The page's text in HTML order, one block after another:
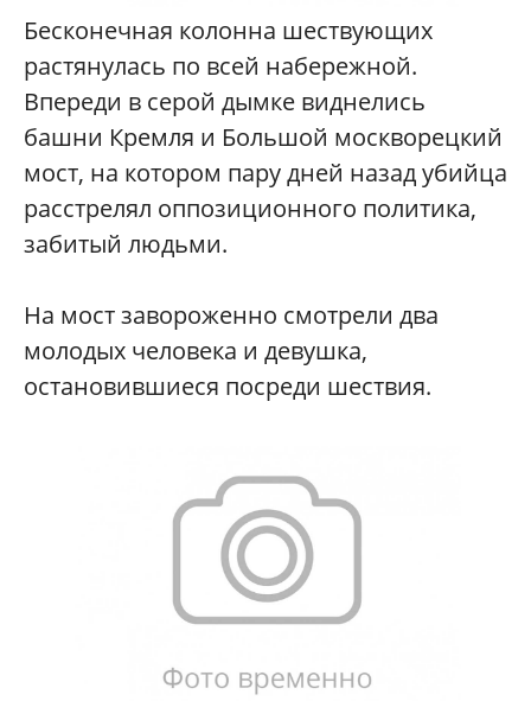
Бесконечная колонна шествующих
растянулась по всей набережной.
Впереди в серой дымке виднелись
башни Кремля и Большой москворецкий
мост, на котором пару дней назад убийца
расстрелял оппозиционного политика,
забитый людьми.
На мост завороженно смотрели два
молодых человека и девушка,
остановившиеся посреди шествия.